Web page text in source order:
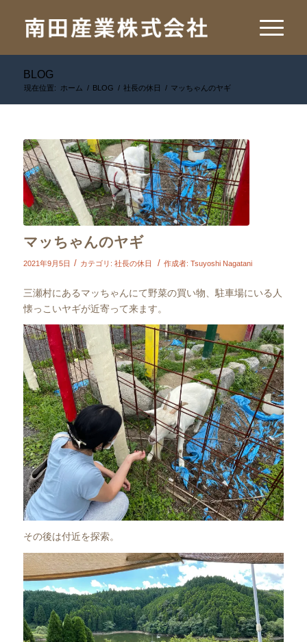
BLOG
現在位置: ホーム / BLOG / 社長の休日 / マッちゃんのヤギ
マッちゃんのヤギ
2021年9月5日 / カテゴリ: 社長の休日 / 作成者: Tsuyoshi Nagatani
三瀬村にあるマッちゃんにて野菜の買い物、駐車場にいる人
懐っこいヤギが近寄って来ます。
その後は付近を探索。